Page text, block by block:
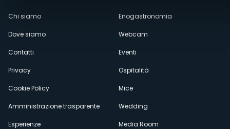
Menù
secondario
Chi siamo
Dove siamo
Contatti
Privacy
Cookie Policy
Amministrazione trasparente
Esperienze
Enogastronomia
Webcam
Eventi
Ospitalità
Mice
Wedding
Media Room